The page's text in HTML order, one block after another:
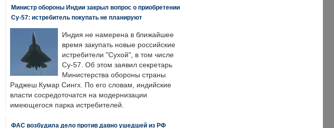
Министр обороны Индии закрыл вопрос о приобретении
Су-57: истребитель покупать не планируют
Индия не намерена в ближайшее
время закупать новые российские
истребители "Сухой", в том числе
Су-57. Об этом заявил секретарь
Министерства обороны страны
Раджеш Кумар Сингх. По его словам, индийские
власти сосредоточатся на модернизации
имеющегося парка истребителей.
ФАС возбудила дело против давно ушедшей из РФ